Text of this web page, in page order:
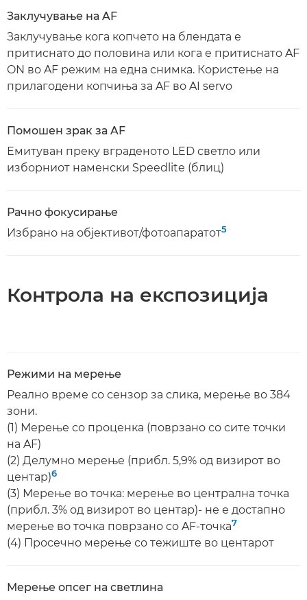
Заклучување на AF
Заклучување кога копчето на блендата е
притиснато до половина или кога е притиснато AF
ON во AF режим на една снимка. Користење на
прилагодени копчиња за AF во AI servo
Помошен зрак за AF
Емитуван преку вграденото LED светло или
изборниот наменски Speedlite (блиц)
Рачно фокусирање
Избрано на објективот/фотоапаратот5
Контрола на експозиција
Режими на мерење
Реално време со сензор за слика, мерење во 384
зони.
(1) Мерење со проценка (поврзано со сите точки
на AF)
(2) Делумно мерење (прибл. 5,9% од визирот во
центар)6
(3) Мерење во точка: мерење во централна точка
(прибл. 3% од визирот во центар)- не е достапно
мерење во точка поврзано со AF-точка7
(4) Просечно мерење со тежиште во центарот
Мерење опсег на светлина